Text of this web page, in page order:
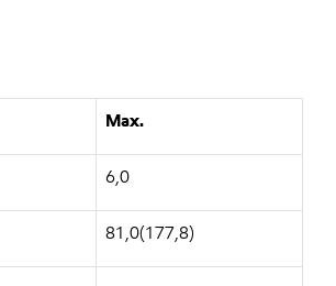
Max.
6,0
81,0(177,8)